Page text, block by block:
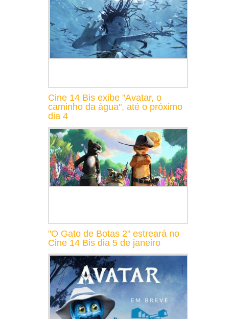
Cine 14 Bis exibe "Avatar, o
caminho da água", até o próximo
dia 4
"O Gato de Botas 2" estreará no
Cine 14 Bis dia 5 de janeiro